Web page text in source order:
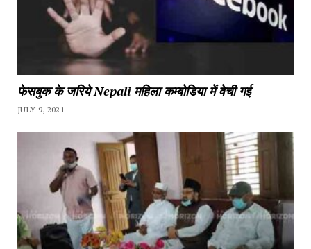
फेसबुक के जरिये Nepali महिला कम्बोडिया में वेची गई
JULY 9, 2021